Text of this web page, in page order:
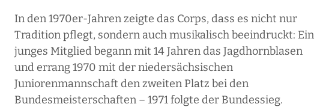
In den 1970er-Jahren zeigte das Corps, dass es nicht nur
Tradition pflegt, sondern auch musikalisch beeindruckt: Ein
junges Mitglied begann mit 14 Jahren das Jagdhornblasen
und errang 1970 mit der niedersächsischen
Juniorenmannschaft den zweiten Platz bei den
Bundesmeisterschaften – 1971 folgte der Bundessieg.